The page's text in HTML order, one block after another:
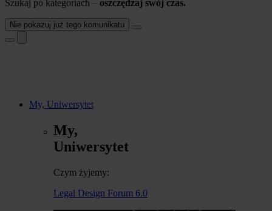
Szukaj po kategoriach – oszczędzaj swój czas.
Nie pokazuj już tego komunikatu
My, Uniwersytet
My,
Uniwersytet
Czym żyjemy:
Legal Design Forum 6.0